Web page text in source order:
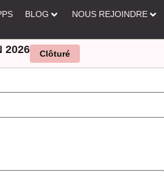
BLOG NOUS REJOINDRE
2026 Clôturé